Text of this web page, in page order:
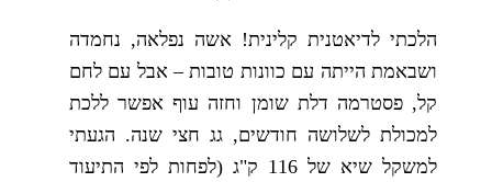
הלכתי לדיאטנית קלינית! אשה נפלאה, נחמדה
ושבאמת הייתה עם כוונות טובות – אבל עם לחם
קל, פסטרמה דלת שומן וחזה עוף אפשר ללכת
למכולת לשלושה חודשים, גג חצי שנה. הגעתי
למשקל שיא של 116 ק"ג (לפחות לפי התיעוד